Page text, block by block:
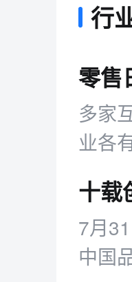
行
多家
业各
7月
中国